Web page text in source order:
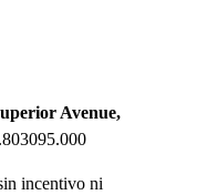
Avenue,
incentivo ni